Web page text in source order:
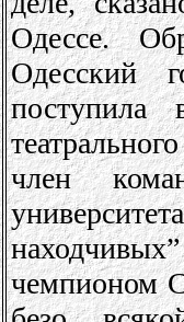
Одессе.
Одесский
поступила
член
чемпионом